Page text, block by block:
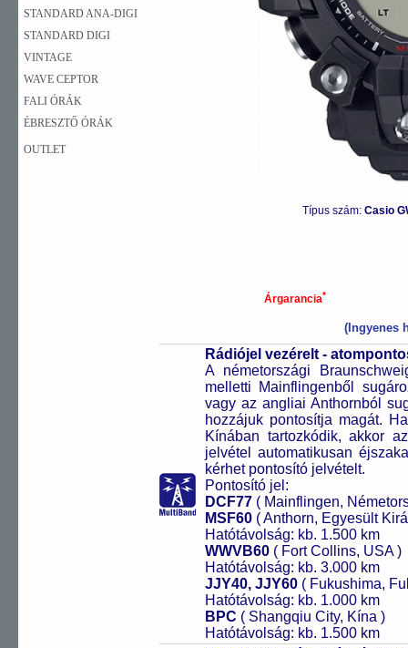
STANDARD ANA-DIGI
STANDARD DIGI
VINTAGE
WAVE CEPTOR
FALI ÓRÁK
ÉBRESZTŐ ÓRÁK
OUTLET
Típus szám: Casio
Árgarancia*
(Ingyenes
Rádiójel vezérelt -
A németországi
melletti Mainflingenből
vagy az angliai Anthornból
hozzájuk pontosítja magát.
Kínában tartozkódik, akkor
jelvétel automatikusan
kérhet pontosító jelvételt.
Pontosító jel:
DCF77 ( Mainflingen,
MSF60 ( Anthorn, Egyesült
Hatótávolság: kb. 1.500 km
WWVB60 ( Fort Collins, USA )
Hatótávolság: kb. 3.000 km
JJY40, JJY60 ( Fukushima,
Hatótávolság: kb. 1.000 km
BPC ( Shangqiu City, Kína )
Hatótávolság: kb. 1.500 km